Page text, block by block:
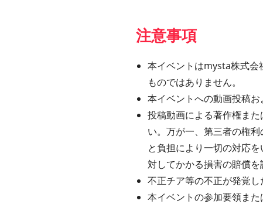
注意事項
本イベントはmysta株式会
ものではありません。
本イベントへの動画投稿
投稿動画による著作権ま
い。万が一、第三者の権
と負担により一切の対応
対してかかる損害の賠償を
不正チア等の不正が発覚
本イベントの参加要領ま